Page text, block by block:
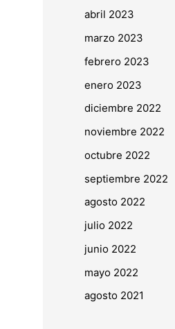
abril 2023
marzo 2023
febrero 2023
enero 2023
diciembre 2022
noviembre 2022
octubre 2022
septiembre 2022
agosto 2022
julio 2022
junio 2022
mayo 2022
agosto 2021